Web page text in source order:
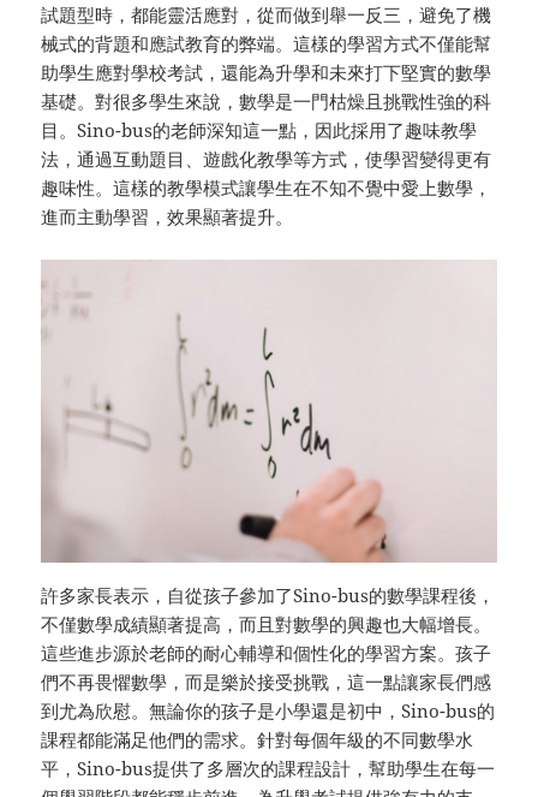
試題型時，都能靈活應對，從而做到舉一反三，避免了機
械式的背題和應試教育的弊端。這樣的學習方式不僅能幫
助學生應對學校考試，還能為升學和未來打下堅實的數學
基礎。對很多學生來說，數學是一門枯燥且挑戰性強的科
目。Sino-bus的老師深知這一點，因此採用了趣味教學
法，通過互動題目、遊戲化教學等方式，使學習變得更有
趣味性。這樣的教學模式讓學生在不知不覺中愛上數學，
進而主動學習，效果顯著提升。
許多家長表示，自從孩子參加了Sino-bus的數學課程後，
不僅數學成績顯著提高，而且對數學的興趣也大幅增長。
這些進步源於老師的耐心輔導和個性化的學習方案。孩子
們不再畏懼數學，而是樂於接受挑戰，這一點讓家長們感
到尤為欣慰。無論你的孩子是小學還是初中，Sino-bus的
課程都能滿足他們的需求。針對每個年級的不同數學水
平，Sino-bus提供了多層次的課程設計，幫助學生在每一